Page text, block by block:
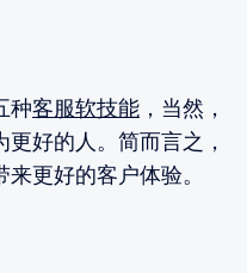
种客服软技能 ，当然，
好的人。简而言之，
更好的客户体验。